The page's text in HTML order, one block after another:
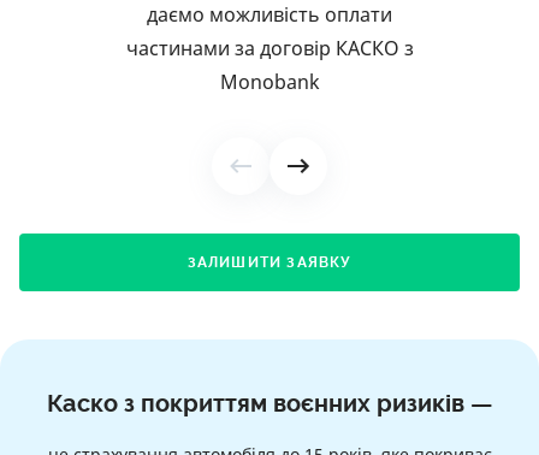
даємо можливість оплати
частинами за договір КАСКО з
Monobank
ЗАЛИШИТИ ЗАЯВКУ
Каско з покриттям воєнних ризиків —